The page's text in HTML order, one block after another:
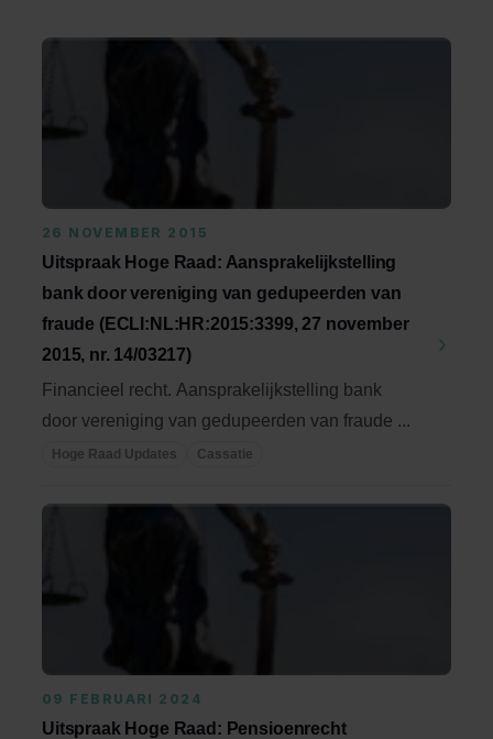
26 NOVEMBER 2015
Uitspraak Hoge Raad: Aansprakelijkstelling
bank door vereniging van gedupeerden van
fraude (ECLI:NL:HR:2015:3399, 27 november
2015, nr. 14/03217)
Financieel recht. Aansprakelijkstelling bank
door vereniging van gedupeerden van fraude ...
Hoge Raad Updates Cassatie
09 FEBRUARI 2024
Uitspraak Hoge Raad: Pensioenrecht